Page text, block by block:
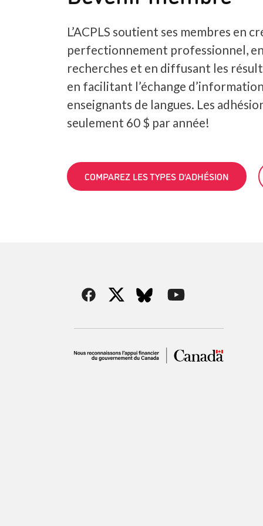
L’ACPLS soutient ses membres en
perfectionnement professionnel,
recherches et en diffusant les
en facilitant l’échange
enseignants de langues. Les
seulement 60 $ par année!
COMPAREZ LES TYPES D’ADHÉSION